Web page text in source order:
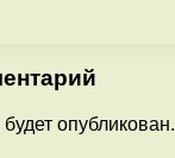
опубликован.